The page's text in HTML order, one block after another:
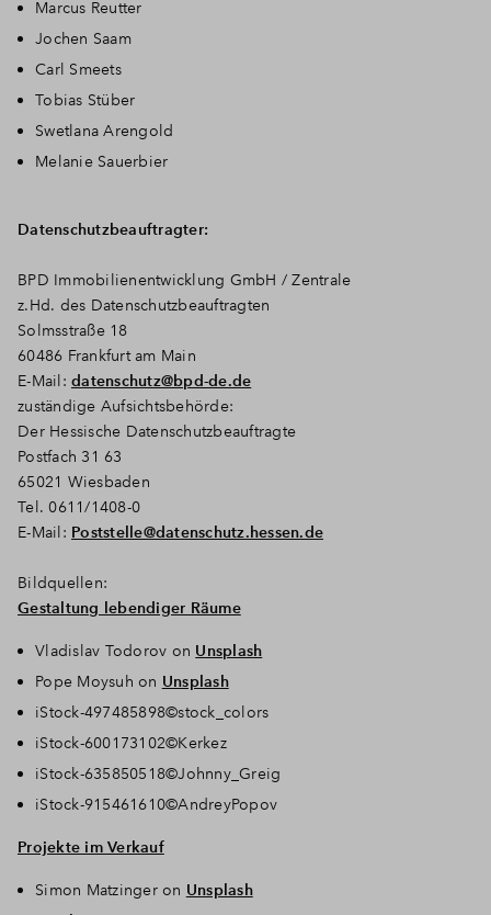
Marcus Reutter
Jochen Saam
Carl Smeets
Tobias Stüber
Swetlana Arengold
Melanie Sauerbier
Datenschutzbeauftragter:
BPD Immobilienentwicklung GmbH / Zentrale
z.Hd. des Datenschutzbeauftragten
Solmsstraße 18
60486 Frankfurt am Main
E-Mail: datenschutz@bpd-de.de
zuständige Aufsichtsbehörde:
Der Hessische Datenschutzbeauftragte
Postfach 31 63
65021 Wiesbaden
Tel. 0611/1408-0
E-Mail: Poststelle@datenschutz.hessen.de
Bildquellen:
Gestaltung lebendiger Räume
Vladislav Todorov on Unsplash
Pope Moysuh on Unsplash
iStock-497485898©stock_colors
iStock-600173102©Kerkez
iStock-635850518©Johnny_Greig
iStock-915461610©AndreyPopov
Projekte im Verkauf
Simon Matzinger on Unsplash